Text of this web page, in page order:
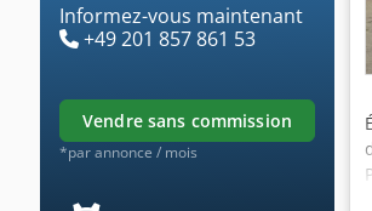
Informez-vous maintenant
+49 201 857 861 53
vendre sans commission
*par annonce / mois